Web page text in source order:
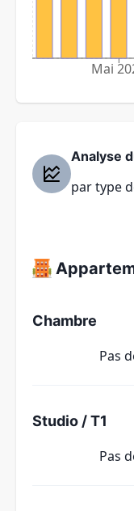
Mai
Analyse
par type
Chambre
Pas
Studio / T1
Pas